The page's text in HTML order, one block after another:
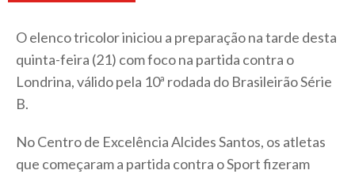
O elenco tricolor iniciou a preparação na tarde desta
quinta-feira (21) com foco na partida contra o
Londrina, válido pela 10ª rodada do Brasileirão Série
B.
No Centro de Excelência Alcides Santos, os atletas
que começaram a partida contra o Sport fizeram